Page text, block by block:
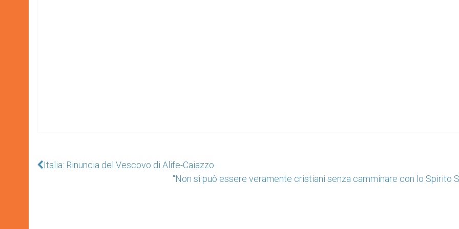
Italia: Rinuncia del Vescovo di Alife-Caiazzo
"Non si può essere veramente cristiani senza camminare con lo Spirito